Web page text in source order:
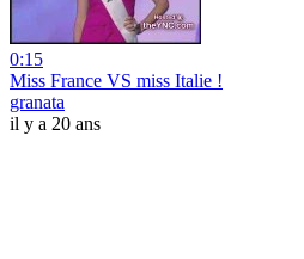
0:15
Miss France VS miss Italie !
granata
il y a 20 ans